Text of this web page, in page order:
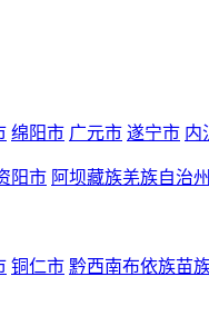
绵阳市 广元市 遂宁市 内
阳市 阿坝藏族羌族自治州
铜仁市 黔西南布依族苗